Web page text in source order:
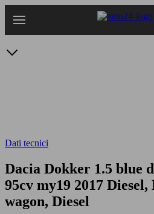
Dati tecnici
Dacia Dokker 1.5 blue
95cv my19 2017
wagon, Diesel